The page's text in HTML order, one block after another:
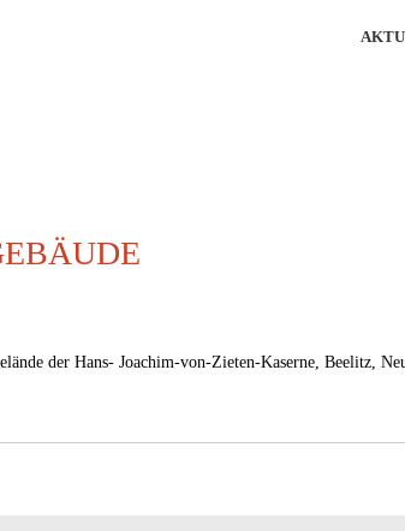
der Hans- Joachim-von-Zieten-Kaserne, Beelitz,